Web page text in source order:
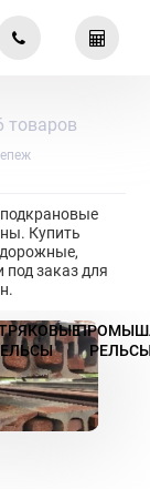
товаров
Купить
заказ для